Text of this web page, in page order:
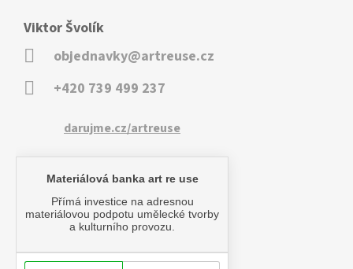
Viktor Švolík
objednavky@artreuse.cz
+420 739 499 237
darujme.cz/artreuse